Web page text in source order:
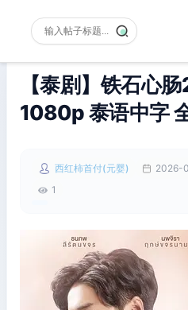
【泰剧】铁石心
1080p 泰语中字
西红柿首付(元婴) 2026-
1